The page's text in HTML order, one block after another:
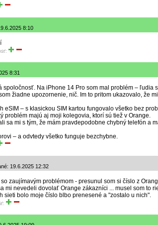
8:10
8:31
spoločnosť. Na iPhone 14 Pro som mal problém – ľudia
žiadne upozornenie, nič. Im to pritom ukazovalo, že
eSIM – s klasickou SIM kartou fungovalo všetko bez
problém majú aj moji kolegovia, ktorí sú tiež v Orange.
sa mi s tým, že mám pravdepodobne chybný telefón a
– a odvtedy všetko funguje bezchybne.
19.6.2025 12:32
zaujímavým problémom - presunul som si číslo z
mi nevedeli dovolať Orange zákazníci ... musel som to
sieti bolo moje číslo blbo prenesené a "zostalo u nich".